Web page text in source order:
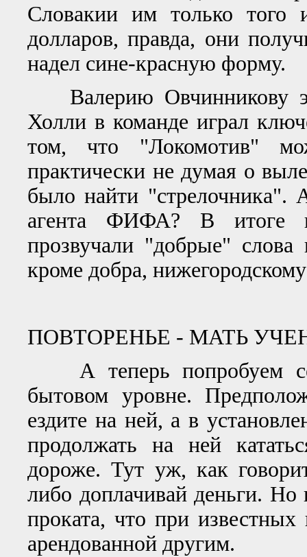
Словакии им только
долларов, правда, они
надел сине-красную форму.
Валерию Овчинникову
Холли в команде играл
том, что "Локомотив"
практически не думая о
было найти "стрелочника".
агента ФИФА? В итоге
прозвучали "добрые"
кроме добра,
ПОВТОРЕНЬЕ - МАТЬ
А теперь попробуем
бытовом уровне.
ездите на ней, а в
продолжать на ней
дороже. Тут уж, как
либо доплачивай деньги. Но
проката, что при
арендованной другим.